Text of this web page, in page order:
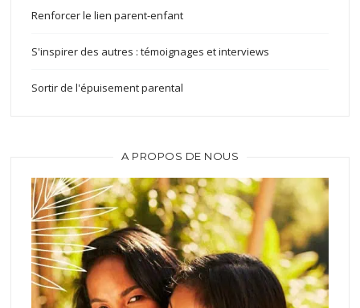
Renforcer le lien parent-enfant
S'inspirer des autres : témoignages et interviews
Sortir de l'épuisement parental
A PROPOS DE NOUS